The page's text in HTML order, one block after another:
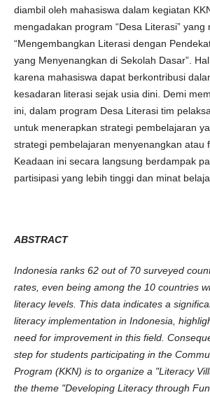
diambil oleh mahasiswa dalam kegiatan
mengadakan program “Desa Literasi” yang
“Mengembangkan Literasi dengan
yang Menyenangkan di Sekolah Dasar”.
karena mahasiswa dapat berkontribusi
kesadaran literasi sejak usia dini. Demi
ini, dalam program Desa Literasi tim
untuk menerapkan strategi pembelajaran
strategi pembelajaran menyenangkan atau
Keadaan ini secara langsung berdampak
partisipasi yang lebih tinggi dan minat
ABSTRACT
Indonesia ranks 62 out of 70 surveyed
rates, even being among the 10 countries
literacy levels. This data indicates a
literacy implementation in Indonesia,
need for improvement in this field.
step for students participating in the
Program (KKN) is to organize a "Literacy
the theme "Developing Literacy through